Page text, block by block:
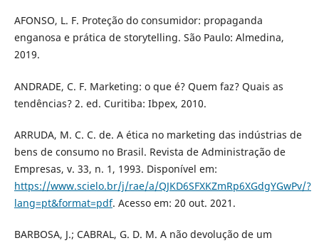
AFONSO, L. F. Proteção do consumidor: propaganda
enganosa e prática de storytelling. São Paulo: Almedina,
2019.
ANDRADE, C. F. Marketing: o que é? Quem faz? Quais as
tendências? 2. ed. Curitiba: Ibpex, 2010.
ARRUDA, M. C. C. de. A ética no marketing das indústrias de
bens de consumo no Brasil. Revista de Administração de
Empresas, v. 33, n. 1, 1993. Disponível em:
https://www.scielo.br/j/rae/a/QJKD6SFXKZmRp6XGdgYGwPv/?
lang=pt&format=pdf. Acesso em: 20 out. 2021.
BARBOSA, J.; CABRAL, G. D. M. A não devolução de um